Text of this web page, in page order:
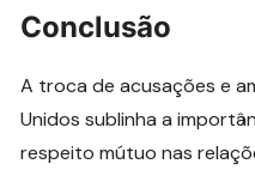
Conclusão
A troca de acusações e
Unidos sublinha a
respeito mútuo nas